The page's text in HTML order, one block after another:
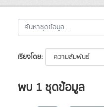
เรียงโดย
พบ 1 ชุดข้อมูล